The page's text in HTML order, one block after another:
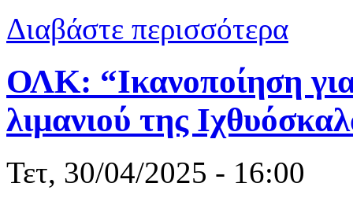
Διαβάστε περισσότερα
ΟΛΚ: “Ικανοποίηση
λιμανιού της
Τετ, 30/04/2025 - 16:00